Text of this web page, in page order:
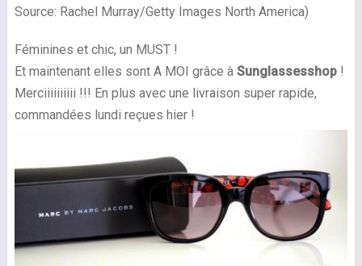
Source: Rachel Murray/Getty Images North America)
Féminines et chic, un MUST !
Et maintenant elles sont A MOI grâce à Sunglassesshop !
Merciiiiiiiiii !!! En plus avec une livraison super rapide,
commandées lundi reçues hier !